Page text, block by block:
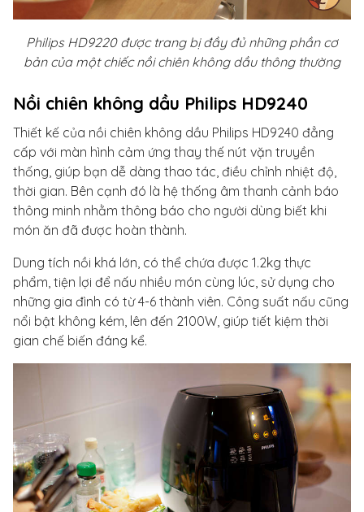
Philips HD9220 được trang bị đầy đủ những phần cơ
bản của một chiếc nồi chiên không dầu thông thường
Nồi chiên không dầu Philips HD9240
Thiết kế của nồi chiên không dầu Philips HD9240 đẳng
cấp với màn hình cảm ứng thay thế nút vặn truyền
thống, giúp bạn dễ dàng thao tác, điều chỉnh nhiệt độ,
thời gian. Bên cạnh đó là hệ thống âm thanh cảnh báo
thông minh nhằm thông báo cho người dùng biết khi
món ăn đã được hoàn thành.
Dung tích nồi khá lớn, có thể chứa được 1.2kg thực
phẩm, tiện lợi để nấu nhiều món cùng lúc, sử dụng cho
những gia đình có từ 4-6 thành viên. Công suất nấu cũng
nổi bật không kém, lên đến 2100W, giúp tiết kiệm thời
gian chế biến đáng kể.